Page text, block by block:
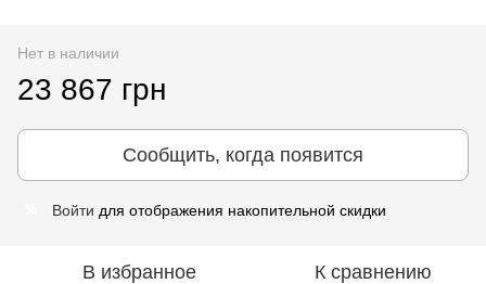
Нет в наличии
23 867 грн
Сообщить, когда появится
Войти для отображения накопительной скидки
В избранное К сравнению